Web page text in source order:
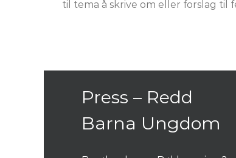
til tema å skrive om eller forslag
Press – Redd
Barna Ungdom